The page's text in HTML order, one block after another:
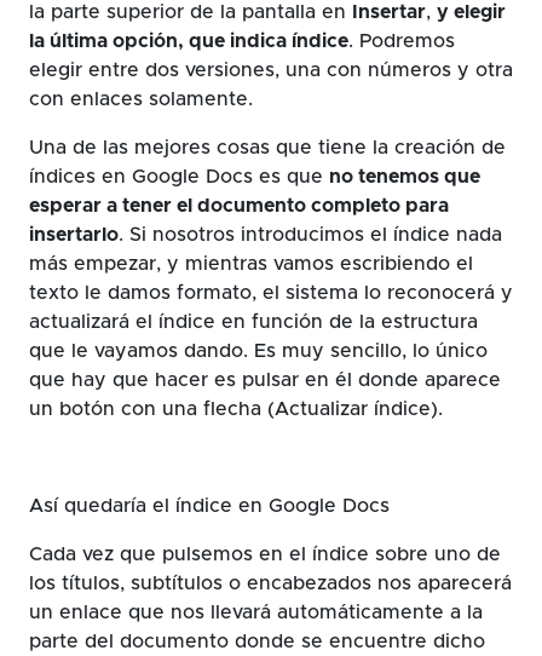
la parte superior de la pantalla en
Insertar, y elegir
la última opción, que indica índice. Podremos
elegir entre dos versiones, una con números y otra
con enlaces solamente.
Una de las mejores cosas que tiene la creación de
índices en Google Docs es que no tenemos que
esperar a tener el documento completo para
insertarlo. Si nosotros introducimos el índice nada
más empezar, y mientras vamos escribiendo el
texto le damos formato, el sistema lo reconocerá y
actualizará el índice en función de la estructura
que le vayamos dando. Es muy sencillo, lo único
que hay que hacer es pulsar en él donde aparece
un botón con una flecha (Actualizar índice).
Así quedaría el índice en Google Docs
Cada vez que pulsemos en el índice sobre uno de
los títulos, subtítulos o encabezados nos aparecerá
un enlace que nos llevará automáticamente a la
parte del documento donde se encuentre dicho